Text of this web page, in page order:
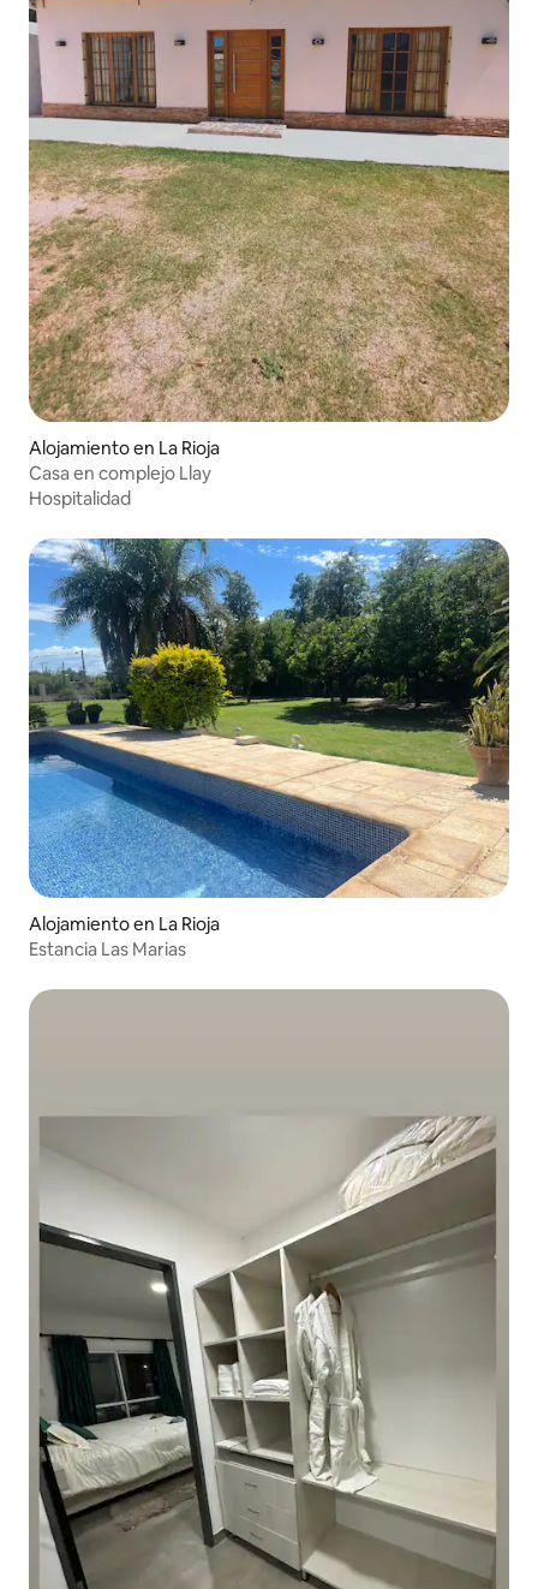
Alojamiento en La Rioja
Casa en complejo Llay
Hospitalidad
Alojamiento en La Rioja
Estancia Las Marias